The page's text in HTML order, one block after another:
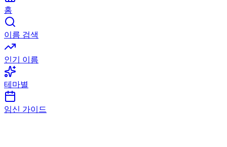
홈
이름 검색
인기 이름
테마별
임신 가이드